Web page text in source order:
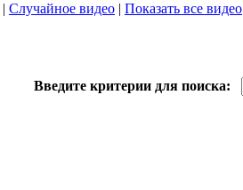
| Случайное видео | Показать все видео
Введите критерии для поиска: